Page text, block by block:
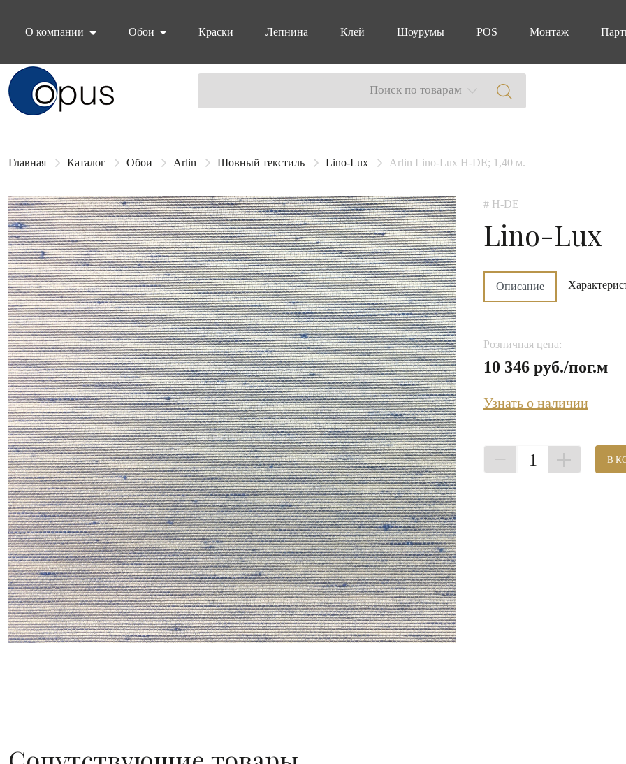
О компании
Обои Краски Лепнина Клей Шоурумы POS Монтаж
Блок поиска Поиск по товарам
Главная Каталог Обои Arlin Шовный текстиль Lino-Lux Arlin Lino-Lux H-DE; 1,40 м.
# H-DE
Lino-Lux
Описание
Розничная цена:
10 346 руб./пог.м
Узнать о наличии
1 В